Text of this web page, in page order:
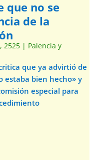
que no se
de la
2525| Palencia y
que ya advirtió de
estaba bien hecho» y
especial para